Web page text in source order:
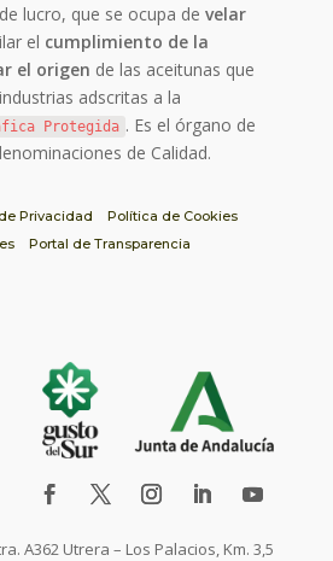
lucro, que se ocupa develar
el cumplimiento de la
el origen de las aceitunas que
adscritas a la
Protegida . Es el órgano de
de Calidad.
Privacidad
Política de Cookies
Portal de Transparencia
A362 Utrera – Los Palacios, Km. 3,5